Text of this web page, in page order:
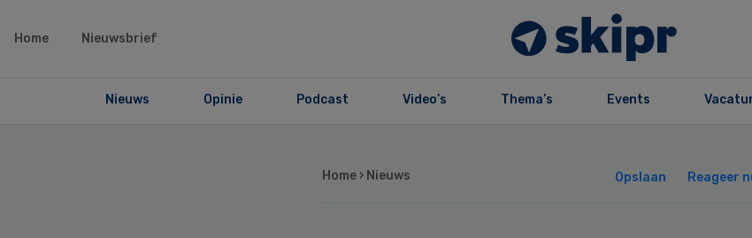
Home Nieuwsbrief
Nieuws Opinie Podcast Video’s Thema’s Events
Home › Nieuws Opslaan Reageer